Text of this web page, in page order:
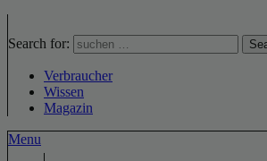
Search for:
Verbraucher
Wissen
Magazin
Menu